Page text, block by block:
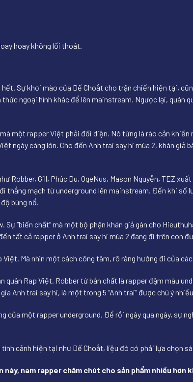
hoay không lối thoát.
Sự khơi mào của Dế Choắt cho trận chiến hiện tại,
ngoại hình khác để lên mainstream. Ngược lại, quán
một rapper Việt phải đối diện. Nó từng là rào cản khiến
ngày càng lớn. Cho đến Anh trai say hi mùa 2, khán giả
Robber, Gill, Phúc Du, OgeNus, Mason Nguyễn, TEZ
thẳng mạch từ underground lên mainstream. Đến khi số
bùng nổ.
“biến chất” mà một bộ phận khán giả gán cho
tất cả rapper ở Anh trai say hi mùa 2 đang đi trên con
Mà nhìn một cách công tâm, rõ ràng hướng đi của
Rap Việt. Robber từ bản chất là rapper đậm màu
Anh trai say hi, là một trong 5 “Anh trai” được chú ý
của một rapper underground. Để rồi ngày qua ngày, sự
cảnh hiện tại như Dế Choắt, liệu đó có phải lựa chọn
này, nam rapper chăm chút cho sản phẩm nhiều hơn